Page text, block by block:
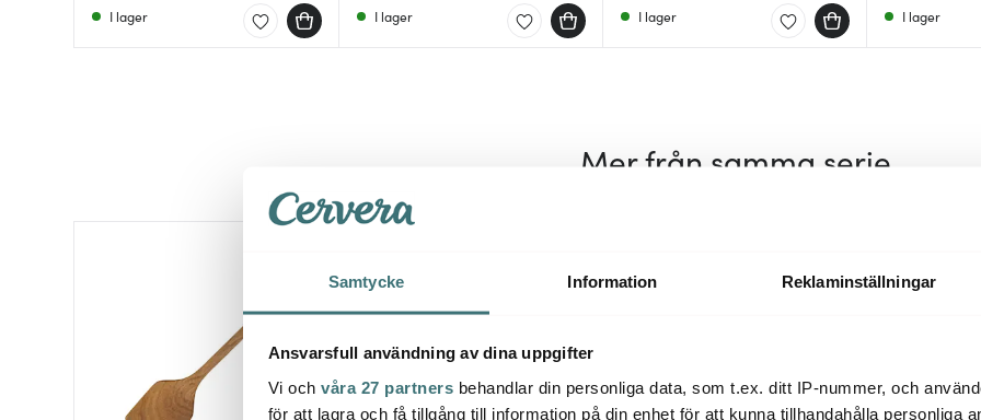
Samtycke Information Reklaminställningar
Ansvarsfull användning av dina uppgifter
Vi och våra 27 partners behandlar din personliga data, som t.ex. ditt IP-nummer, och
för att lagra och få tillgång till information på din enhet för att kunna tillhandahålla personliga
I lager I lager I lager I lager
Mer från samma serie